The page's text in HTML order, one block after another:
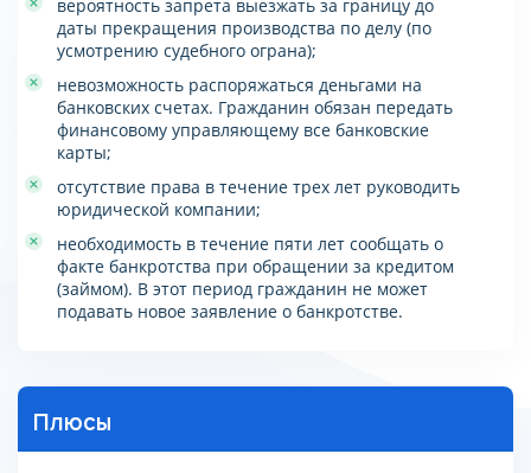
вероятность запрета выезжать за границу до
даты прекращения производства по делу (по
усмотрению судебного ограна);
невозможность распоряжаться деньгами на
банковских счетах. Гражданин обязан передать
финансовому управляющему все банковские
карты;
отсутствие права в течение трех лет руководить
юридической компании;
необходимость в течение пяти лет сообщать о
факте банкротства при обращении за кредитом
(займом). В этот период гражданин не может
подавать новое заявление о банкротстве.
Плюсы